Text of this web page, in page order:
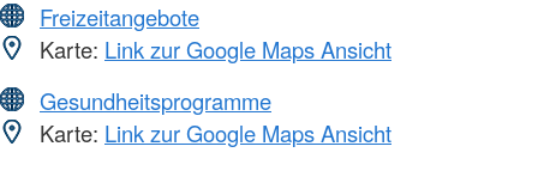
Freizeitangebote
Karte: Link zur Google Maps Ansicht
Gesundheitsprogramme
Karte: Link zur Google Maps Ansicht